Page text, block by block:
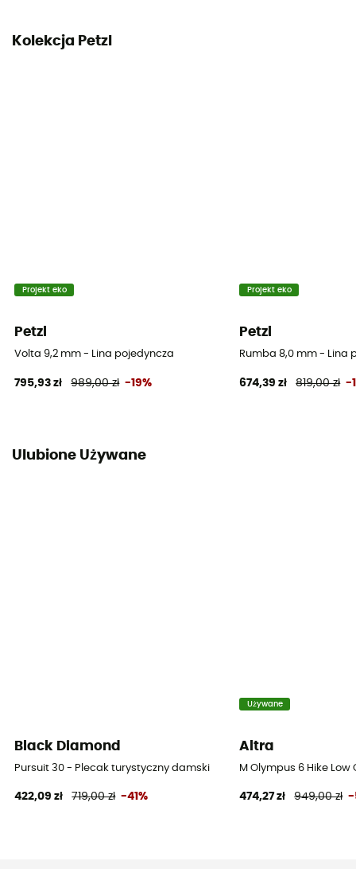
Wydłużenie dynamiczne
65 g
new
Deklaracja zgodności
PPE - Category 3
Kolekcja Petzl
Projekt eko
Petzl
Volta 9,2 mm - Lina pojedyncza
795,93 zł 989,00 zł -19%
Projekt eko
Petzl
Rumba 8,0 mm - Lina
674,39 zł 819,00 zł -
Ulubione Używane
Black Diamond
Pursuit 30 - Plecak turystyczny damski
422,09 zł 719,00 zł -41%
Używane
Altra
M Olympus 6 Hike
474,27 zł 949,00 zł -